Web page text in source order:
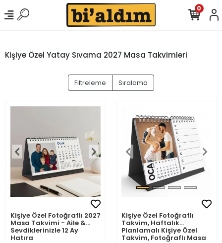
0
Kişiye Özel Yatay Sıvama 2027 Masa Takvimleri
Filtreleme Sıralama
Kişiye Özel Fotoğraflı 2027
Masa Takvimi - Aile &
Sevdiklerinizle 12 Ay
Hatıra
Kişiye Özel Fotoğraflı
Takvim, Haftalık
Planlamalı Kişiye Özel
Takvim, Fotoğraflı Masa